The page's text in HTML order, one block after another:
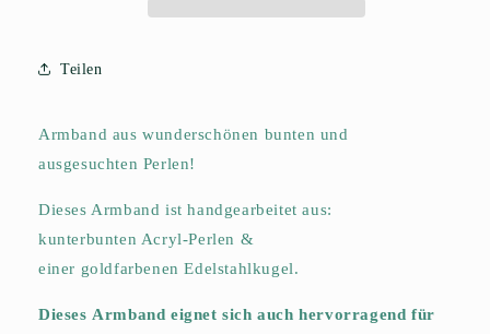
Teilen
Armband aus wunderschönen bunten und
ausgesuchten Perlen!
Dieses Armband ist handgearbeitet aus:
kunterbunten Acryl-Perlen &
einer goldfarbenen Edelstahlkugel.
Dieses Armband eignet sich auch hervorragend für